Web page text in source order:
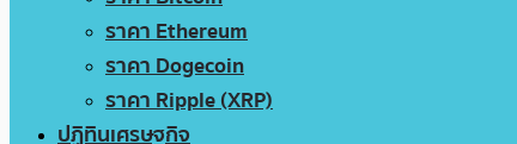
ราคา Ethereum
ราคา Dogecoin
ราคา Ripple (XRP)
ปฏิทินเศรษฐกิจ